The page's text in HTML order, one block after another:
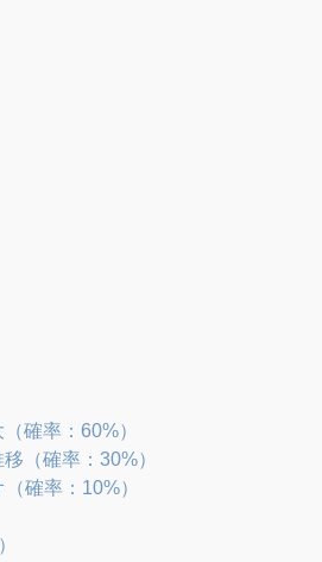
確率：60%）
（確率：30%）
確率：10%）